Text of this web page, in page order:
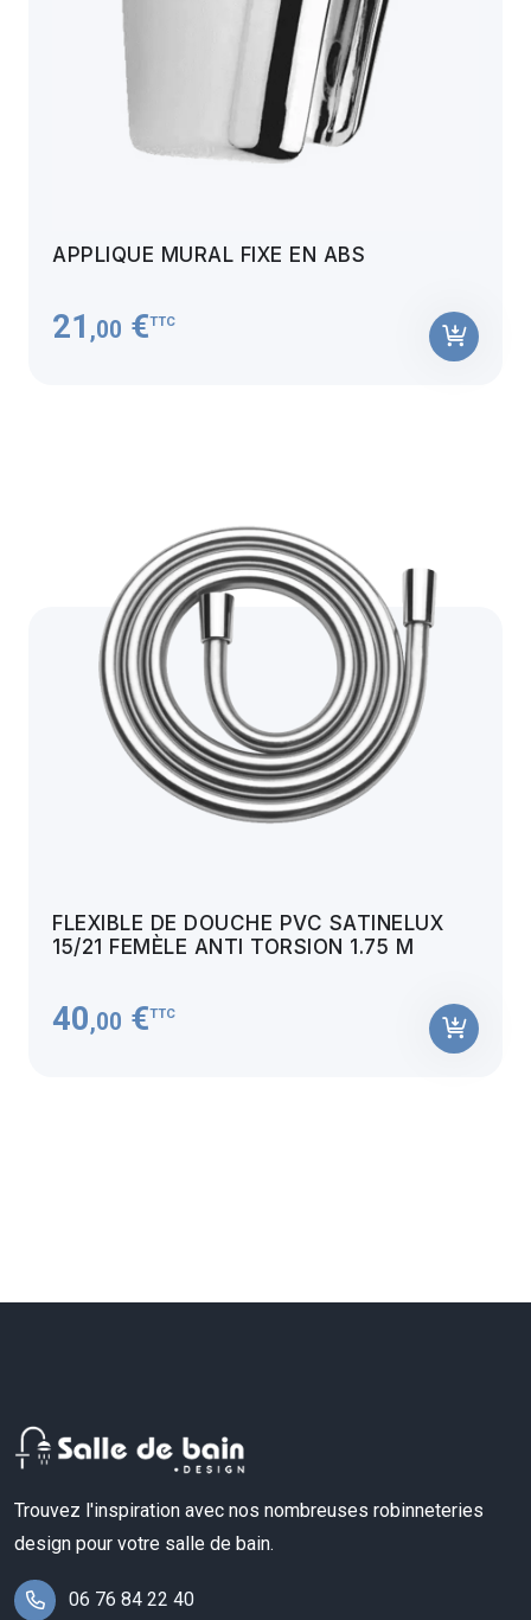
APPLIQUE MURAL FIXE EN ABS
21 ,00 €TTC
FLEXIBLE DE DOUCHE PVC SATINELUX
15/21 FEMÈLE ANTI TORSION 1.75 M
40,00 €TTC
Trouvez l'inspiration avec nos nombreuses robinneteries
design pour votre salle de bain.
06 76 84 22 40